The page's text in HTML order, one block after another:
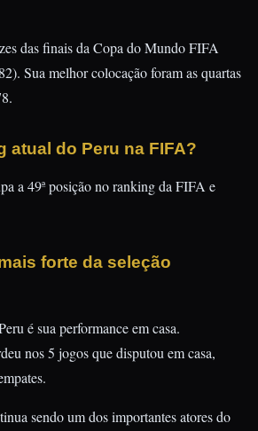
das finais da Copa do Mundo FIFA
Sua melhor colocação foram as quartas
atual do Peru na FIFA?
a 49ª posição no ranking da FIFA e
forte da seleção
é sua performance em casa.
nos 5 jogos que disputou em casa,
sendo um dos importantes atores do